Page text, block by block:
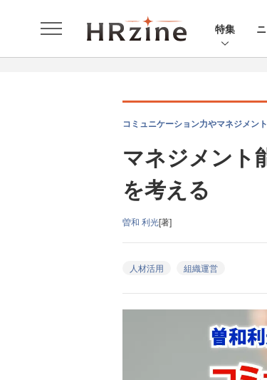
特集
コミュニケーション力やマネジメン
マネジメント
を考える
曽和 利光[著]
人材活用 組織運営